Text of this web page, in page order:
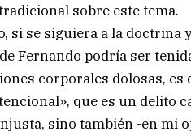
sobre este tema.
si se siguiera a la
Fernando podría ser
corporales dolosas, es
que es un delito
sino también -en mi